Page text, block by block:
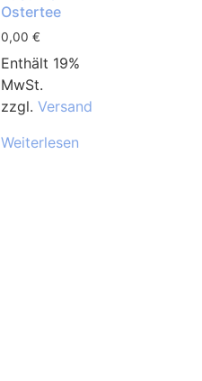
Ostertee
0,00 €
Enthält 19%
MwSt.
zzgl. Versand
Weiterlesen